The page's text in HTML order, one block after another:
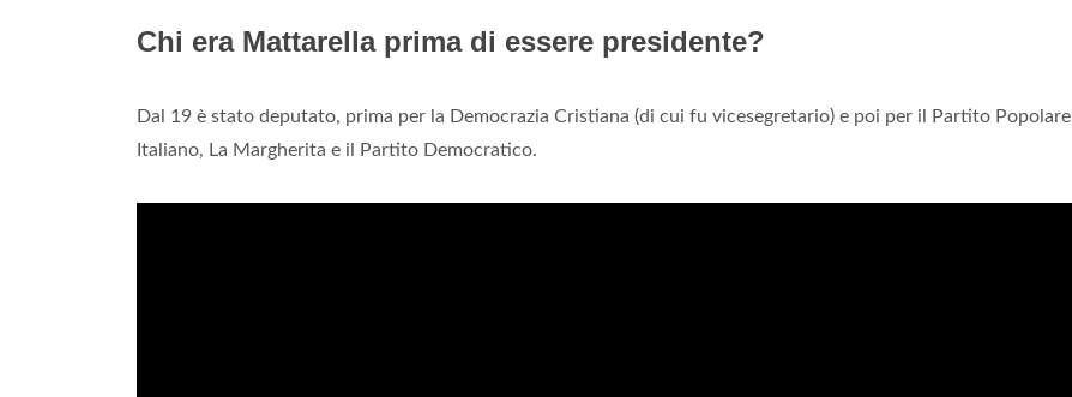
Chi era Mattarella prima di essere presidente?
Dal 19 è stato deputato, prima per la Democrazia Cristiana (di cui fu vicesegretario) e poi per il Partito Popolare
Italiano, La Margherita e il Partito Democratico.